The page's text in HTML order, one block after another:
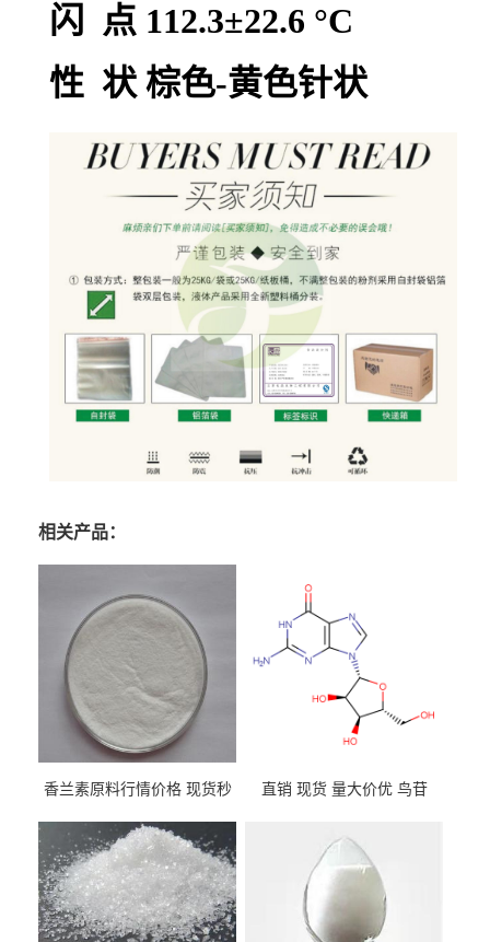
闪 点 112.3±22.6 °C
性 状 棕色-黄色针状
相关产品：
香兰素原料行情价格 现货秒
直销 现货 量大价优 鸟苷